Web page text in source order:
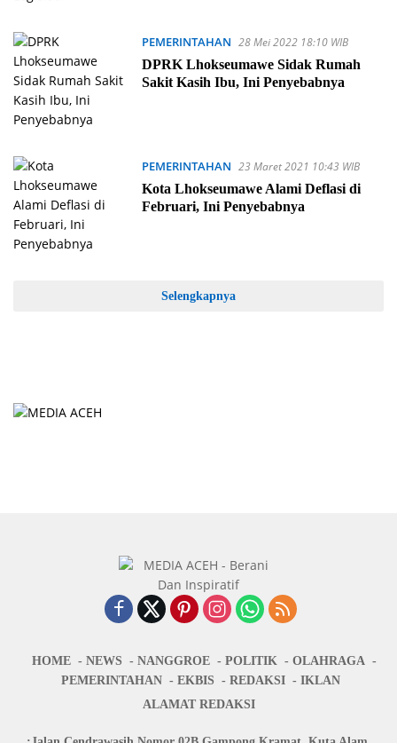
PEMERINTAHAN 28 Mei 2022 18:10 WIB
DPRK Lhokseumawe Sidak Rumah
Sakit Kasih Ibu, Ini Penyebabnya
PEMERINTAHAN 23 Maret 2021 10:43 WIB
Kota Lhokseumawe Alami Deflasi di
Februari, Ini Penyebabnya
Selengkapnya
HOME NEWS NANGGROE POLITIK
OLAHRAGA
PEMERINTAHAN
EKBIS REDAKSI
IKLAN
ALAMAT REDAKSI